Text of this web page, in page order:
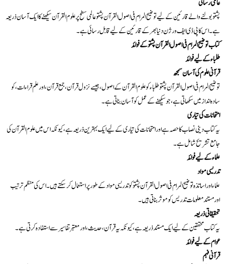
عالمی رسائی
پشتو بولنے والے قارئین کے لیے توضیح المرام فی اصول القرآن پشتو عالمی سطح پر علوم القرآن سیکھنے کا ایک آسان ذریعہ
ہے۔ اس کا پی ڈی ایف ورژن دنیا بھر کے قارئین کے لیے قابل رسائی ہے۔
کتاب توضیح المرام فی اصول القرآن پشتو کے فوائد
طلباء کے لیے فوائد
قرآنی علوم کی آسان سمجھ
توضیح المرام فی اصول القرآن پشتو طلباء کو علوم القرآن کے اصول، جیسے نزول قرآن، جمع قرآن، اور علم قراءات، کو
سادہ انداز میں سکھاتی ہے، جو سیکھنے کے عمل کو آسان بناتی ہے۔
امتحانات کی تیاری
یہ کتاب دینی نصاب کا حصہ ہے اور امتحانات کی تیاری کے لیے ایک بہترین ذریعہ ہے، کیونکہ اس میں علوم القرآن کی
جامع تشریح شامل ہے۔
علماء کے لیے فوائد
تدریسی مواد
علماء اور اساتذہ توضیح المرام فی اصول القرآن پشتو کو تدریسی مواد کے طور پر استعمال کر سکتے ہیں۔ اس کی منظم ترتیب
اور مستند معلومات تدریس کو موثر بناتی ہیں۔
تحقیقاتی ذریعہ
یہ کتاب محققین کے لیے ایک مستند ذریعہ ہے، کیونکہ یہ قرآن، حدیث، اور معتبر تفاسیر سے استفادہ کرتی ہے۔
عوام کے لیے فوائد
قرآنی فہم